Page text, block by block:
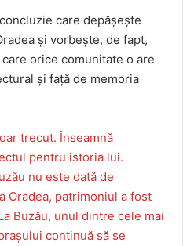
care depășește
și vorbește, de fapt,
orice comunitate o are
și față de memoria
trecut. Înseamnă
pentru istoria lui.
nu este dată de
Oradea, patrimoniul a fost
Buzău, unul dintre cele mai
continuă să se